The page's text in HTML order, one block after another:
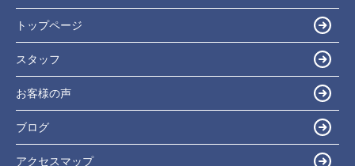
トップページ
スタッフ
お客様の声
ブログ
アクセスマップ